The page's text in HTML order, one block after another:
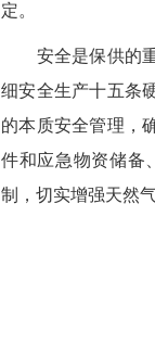
定。
安全是保供的重
细安全生产十五条
的本质安全管理，
件和应急物资储备
制，切实增强天然